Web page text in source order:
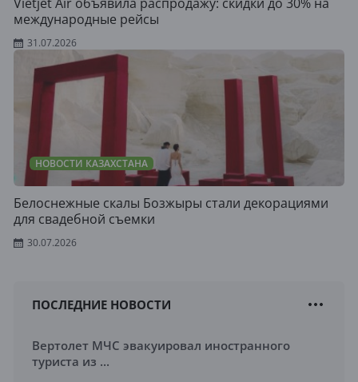
международные рейсы
31.07.2026
НОВОСТИ КАЗАХСТАНА
Белоснежные скалы Бозжыры стали декорациями
для свадебной съемки
30.07.2026
ПОСЛЕДНИЕ НОВОСТИ
Вертолет МЧС эвакуировал иностранного
туриста из ...